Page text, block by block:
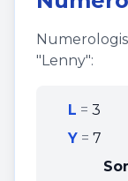
"Lenny":
L =3
Y= 7